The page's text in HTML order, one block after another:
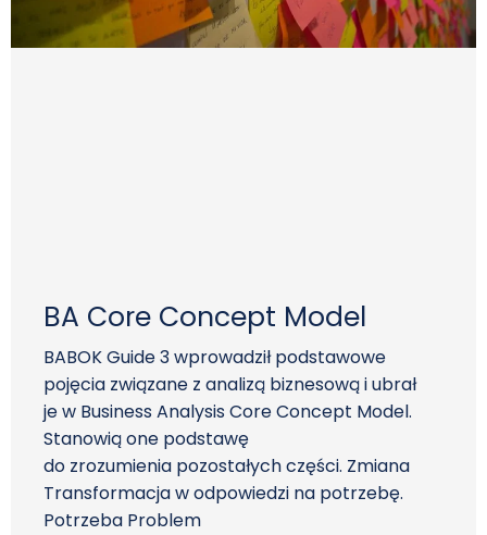
BA Core Concept Model
BABOK Guide 3 wprowadził podstawowe
pojęcia związane z analizą biznesową i ubrał
je w Business Analysis Core Concept Model.
Stanowią one podstawę
do zrozumienia pozostałych części. Zmiana
Transformacja w odpowiedzi na potrzebę.
Potrzeba Problem